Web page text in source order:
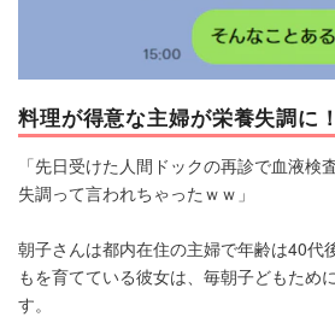
料理が得意な主婦が栄養失調に
「先日受けた人間ドックの再診で血液検
失調って言われちゃったｗｗ」
朝子さんは都内在住の主婦で年齢は40代
もを育てている彼女は、毎朝子どもため
す。